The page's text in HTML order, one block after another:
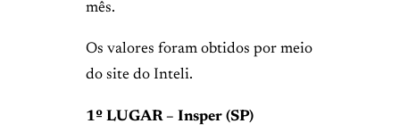
mês.
Os valores foram obtidos por meio
do site do Inteli.
1º LUGAR – Insper (SP)